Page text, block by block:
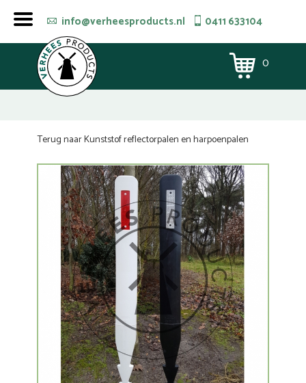
info@verheesproducts.nl 0411 633104
0
Terug naar Kunststof reflectorpalen en harpoenpalen